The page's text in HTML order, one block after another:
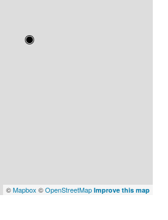
©Mapbox ©OpenStreetMap Improve this map